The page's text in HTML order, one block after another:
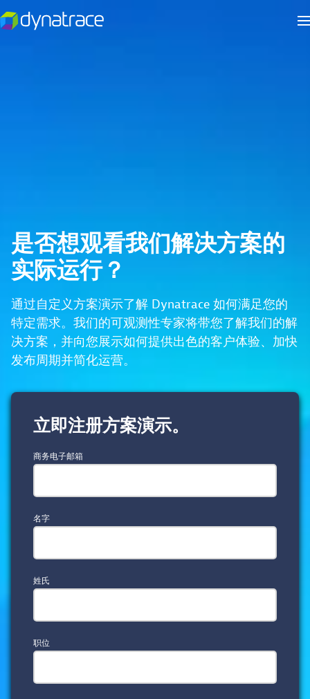
是否想观看我们解决方案的
实际运行？
通过自定义方案演示了解 Dynatrace 如何满足您的
特定需求。我们的可观测性专家将带您了解我们的解
决方案，并向您展示如何提供出色的客户体验、加快
发布周期并简化运营。
立即注册方案演示。
商务电子邮箱
名字
姓氏
职位